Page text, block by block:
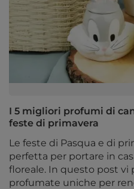
I 5 migliori profumi di
feste di primavera
Le feste di Pasqua e di
perfetta per portare in
floreale. In questo post vi
profumate uniche per